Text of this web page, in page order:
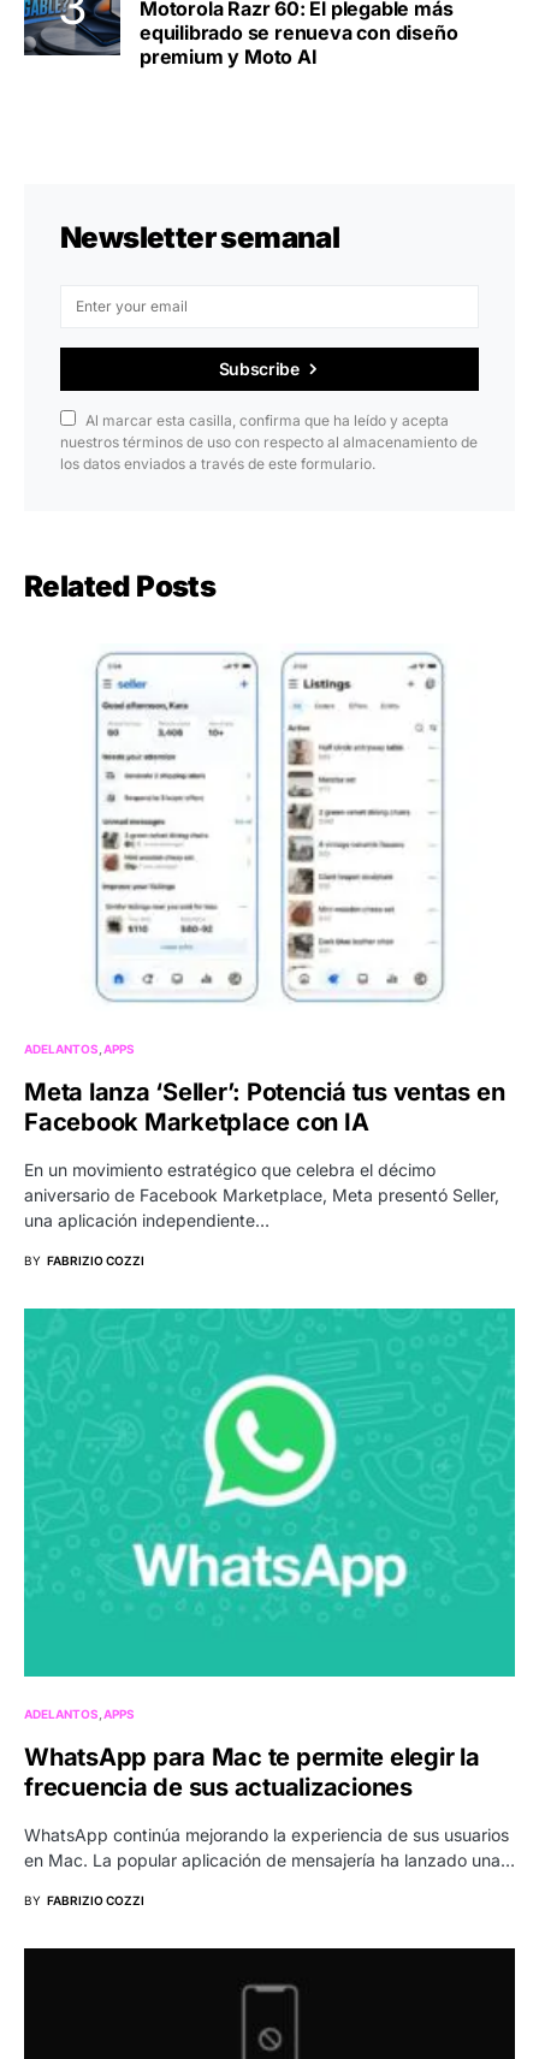
Motorola Razr 60: El plegable más
equilibrado se renueva con diseño
premium y Moto AI
Newsletter semanal
Subscribe
Al marcar esta casilla, confirma que ha leído y acepta
nuestros términos de uso con respecto al almacenamiento de
los datos enviados a través de este formulario.
Related Posts
ADELANTOS APPS
Meta lanza ‘Seller’: Potenciá tus ventas en
Facebook Marketplace con IA
En un movimiento estratégico que celebra el décimo
aniversario de Facebook Marketplace, Meta presentó Seller,
una aplicación independiente…
BY FABRIZIO COZZI
ADELANTOS APPS
WhatsApp para Mac te permite elegir la
frecuencia de sus actualizaciones
WhatsApp continúa mejorando la experiencia de sus usuarios
en Mac. La popular aplicación de mensajería ha lanzado una…
BY FABRIZIO COZZI